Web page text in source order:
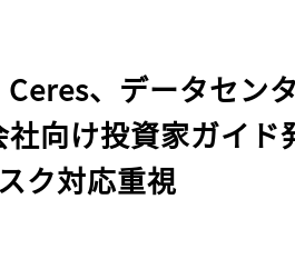
Ceres、データセン
向け投資家ガイド
ク対応重視